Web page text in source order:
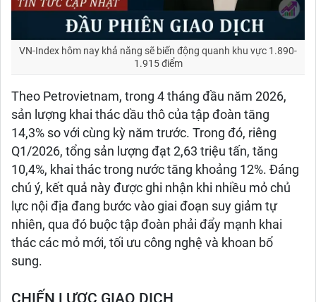
VN-Index hôm nay khả năng sẽ biến động quanh khu vực 1.890-
1.915 điểm
Theo Petrovietnam, trong 4 tháng đầu năm 2026,
sản lượng khai thác dầu thô của tập đoàn tăng
14,3% so với cùng kỳ năm trước. Trong đó, riêng
Q1/2026, tổng sản lượng đạt 2,63 triệu tấn, tăng
10,4%, khai thác trong nước tăng khoảng 12%. Đáng
chú ý, kết quả này được ghi nhận khi nhiều mỏ chủ
lực nội địa đang bước vào giai đoạn suy giảm tự
nhiên, qua đó buộc tập đoàn phải đẩy mạnh khai
thác các mỏ mới, tối ưu công nghệ và khoan bổ
sung.
CHIẾN LƯỢC GIAO DỊCH